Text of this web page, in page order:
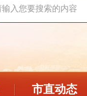
市直动态